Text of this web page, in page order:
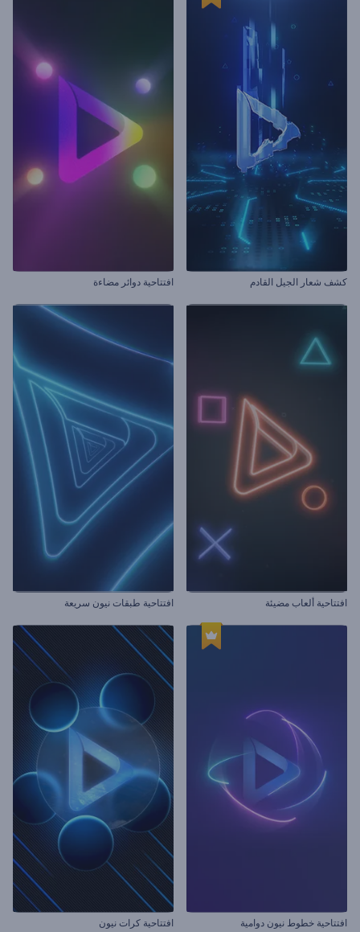
كشف شعار الجيل القادم افتتاحية دوائر مضاءة
افتتاحية ألعاب مضيئة افتتاحية طبقات نيون سريعة
افتتاحية خطوط نيون دوامية افتتاحية كرات نيون